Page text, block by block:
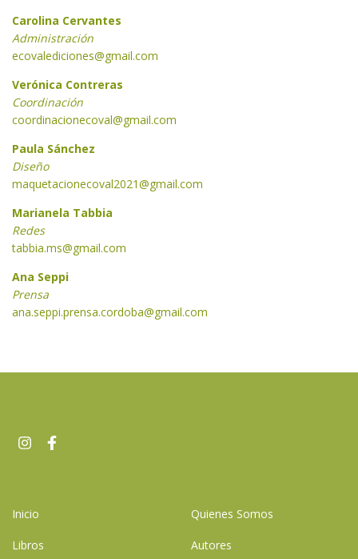
Carolina Cervantes
Administración
ecovalediciones@gmail.com
Verónica Contreras
Coordinación
coordinacionecoval@gmail.com
Paula Sánchez
Diseño
maquetacionecoval2021@gmail.com
Marianela Tabbia
Redes
tabbia.ms@gmail.com
Ana Seppi
Prensa
ana.seppi.prensa.cordoba@gmail.com
Inicio Quienes Somos
Libros Autores